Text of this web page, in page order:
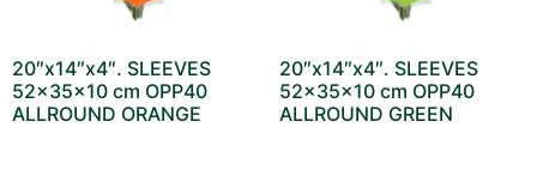
20″x14″x4″. SLEEVES
52x35x10 cm OPP40
ALLROUND ORANGE
20″x14″x4″. SLEEVES
52x35x10 cm OPP40
ALLROUND GREEN